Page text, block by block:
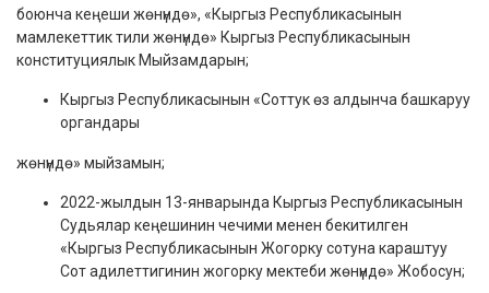
боюнча кеңеши жөнүндө», «Кыргыз Республикасынын
мамлекеттик тили жөнүндө» Кыргыз Республикасынын
конституциялык Мыйзамдарын;
Кыргыз Республикасынын «Соттук өз алдынча башкаруу
органдары
жөнүндө» мыйзамын;
2022-жылдын 13-январында Кыргыз Республикасынын
Судьялар кеңешинин чечими менен бекитилген
«Кыргыз Республикасынын Жогорку сотуна караштуу
Сот адилеттигинин жогорку мектеби жөнүндө» Жобосун;